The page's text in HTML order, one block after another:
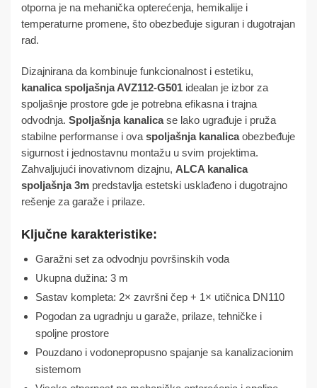
otporna je na mehanička opterećenja, hemikalije i
temperaturne promene, što obezbeđuje siguran i dugotrajan
rad.
Dizajnirana da kombinuje funkcionalnost i estetiku,
kanalica spoljašnja AVZ112-G501 idealan je izbor za
spoljašnje prostore gde je potrebna efikasna i trajna
odvodnja. Spoljašnja kanalicase lako ugrađuje i pruža
stabilne performanse i ova spoljašnja kanalicaobezbeđuje
sigurnost i jednostavnu montažu u svim projektima.
Zahvaljujući inovativnom dizajnu, ALCA kanalica
spoljašnja 3m predstavlja estetski usklađeno i dugotrajno
rešenje za garaže i prilaze.
Ključne karakteristike:
Garažni set za odvodnju površinskih voda
Ukupna dužina: 3 m
Sastav kompleta: 2× završni čep + 1× utičnica DN110
Pogodan za ugradnju u garaže, prilaze, tehničke i
spoljne prostore
Pouzdano i vodonepropusno spajanje sa kanalizacionim
sistemom